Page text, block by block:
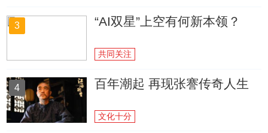
3 “AI双星”上空有何新本领？
共同关注
4 百年潮起 再现张謇传奇人生
文化十分